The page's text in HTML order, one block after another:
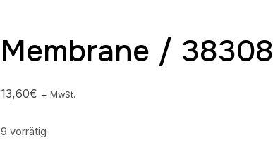
Membrane / 38308
13,60€ + MwSt.
9 vorrätig